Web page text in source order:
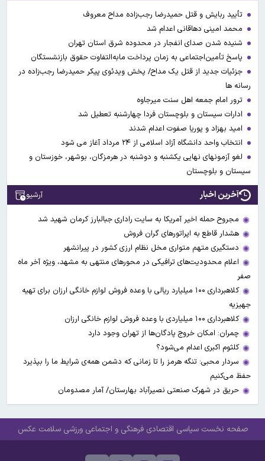
تأیید ربایش و قتل حمیدرضا رجب‌زاده مداح معروف
محمد امینی دهاقانی اعدام شد
شنیده شدن صدای انفجار در محدوده شرق استان تهران
پاسخ تأمین‌اجتماعی به زمان پرداخت مابه‌التفاوت حقوق بازنشستگان
جزئیات جدید از قتل یک مداح/ پخش ویدئوی پیکر حمیدرضا رجب‌زاده در
رسانه ها
ترور امام جمعه اهل سنت میرجاوه
ادارات سیستان و بلوچستان فردا چهارشنبه تعطیل شد
امید بهزاد و پوریا صفوت اعدام شدند
انتخاب واحد دانشگاه آزاد اسلامی از ۲۴ مرداد آغاز می شود
لغو آزمونهای نهایی یکشنبه و دوشنبه در هرمزگان، بوشهر، خوزستان و
سیستان و بلوچستان
آخرین اخبار آرشیو
مجروح حمله اخیر آمریکا به سایت راداری جبالبارز کرمان شهید شد
هشدار قاطع به اپراتورهای گران فروش
دستگیری متهم متواری مخل نظام ارزی کشور در پیرانشهر
اعلام محدودیت‌های ترافیکی در محورهای منتهی به مشهد، ویژه آخر ماه
صفر
کلاهبرداری ۱۰۰ میلیارد ریالی با وعده فروش لوازم خانگی ارزان برای تهیه
جهیزیه
کلاهبرداری ۱۰۰ میلیاردی با وعده فروش لوازم خانگی ارزان
چمران: امکان خروج پادگان‌ها از تهران وجود دارد
کلثوم اکبری اعدام می‌شود؟
سردار محبی: تنگه هرمز را تا زمانی که دشمن همه‌ی شرایط ما را بپذیرد
حفظ می‌کنیم
حریق در شهرک صنعتی نصیرآباد بهارستان/ آمار مصدومان
صفحه نخست سیاسی اقتصادی فرهنگی و اجتماعی ورزشی سلامت عکس